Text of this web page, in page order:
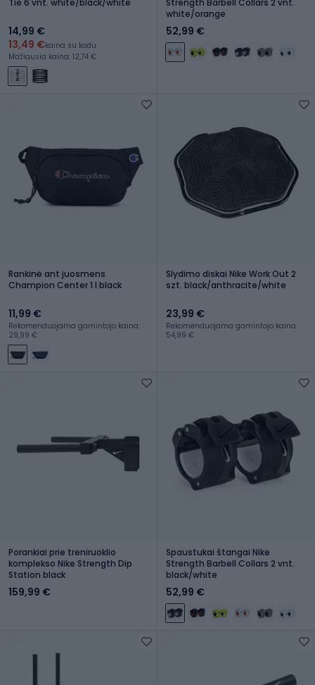
14,99 €
13,49 €kaina su kodu
Mažiausia kaina: 12,74 €
white/orange
52,99 €
Rankinė ant juosmens
Champion Center 1 l black
11,99 €
Rekomenduojama gamintojo kaina:
29,99 €
Slydimo diskai Nike Work Out 2
szt. black/anthracite/white
23,99 €
Rekomenduojama gamintojo kaina:
54,99 €
Porankiai prie treniruoklio
komplekso Nike Strength Dip
Station black
159,99 €
Spaustukai štangai Nike
Strength Barbell Collars 2 vnt.
black/white
52,99 €